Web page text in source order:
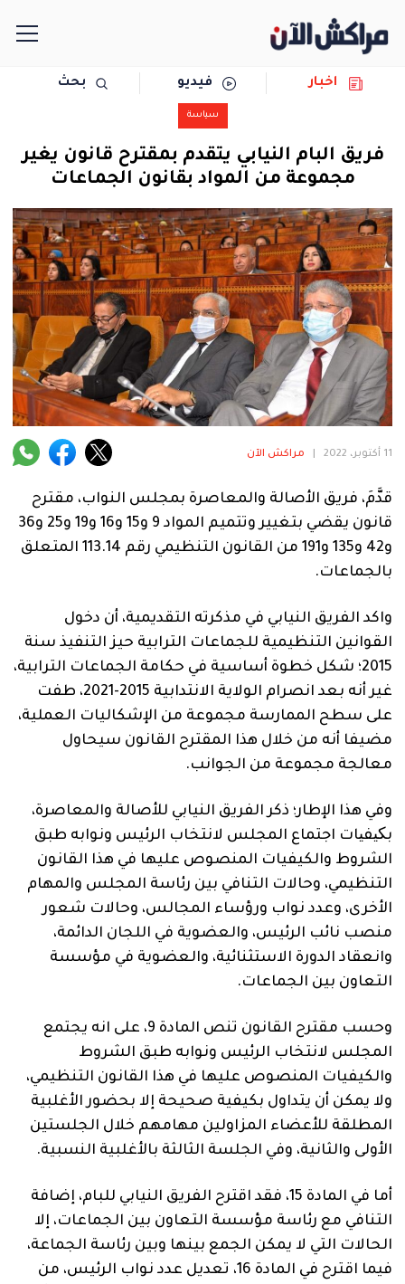
مجتمع
سياسة
رياضة
حوادث
دولية
المرأة
فنية
منوعة
آراء
اخبار فيديو بحث
سياسة
فريق البام النيابي يتقدم بمقترح قانون يغير
مجموعة من المواد بقانون الجماعات
11 أكتوبر، 2022 مراكش الآن
قدَّمَ، فريق الأصالة والمعاصرة بمجلس النواب، مقترح
قانون يقضي بتغيير وتتميم المواد 9 و15 و16 و19 و25 و36
و42 و135 و191 من القانون التنظيمي رقم 113.14 المتعلق
بالجماعات.
واكد الفريق النيابي في مذكرته التقديمية، أن دخول
القوانين التنظيمية للجماعات الترابية حيز التنفيذ سنة
2015؛ شكل خطوة أساسية في حكامة الجماعات الترابية،
غير أنه بعد انصرام الولاية الانتدابية 2015-2021، طفت
على سطح الممارسة مجموعة من الإشكاليات العملية،
مضيفا أنه من خلال هذا المقترح القانون سيحاول
معالجة مجموعة من الجوانب.
وفي هذا الإطار؛ ذكر الفريق النيابي للأصالة والمعاصرة،
بکیفیات اجتماع المجلس لانتخاب الرئيس ونوابه طبق
الشروط والكيفيات المنصوص عليها في هذا القانون
التنظيمي، وحالات التنافي بين رئاسة المجلس والمهام
الأخرى، وعدد نواب ورؤساء المجالس، وحالات شعور
منصب نائب الرئيس، والعضوية في اللجان الدائمة،
وانعقاد الدورة الاستثنائية، والعضوية في مؤسسة
التعاون بين الجماعات.
وحسب مقترح القانون تنص المادة 9، على انه يجتمع
المجلس لانتخاب الرئيس ونوابه طبق الشروط
والكيفيات المنصوص عليها في هذا القانون التنظيمي،
ولا يمكن أن يتداول بكيفية صحيحة إلا بحضور الأغلبية
المطلقة للأعضاء المزاولين مهامهم خلال الجلستين
الأولى والثانية، وفي الجلسة الثالثة بالأغلبية النسبية.
أما في المادة 15، فقد اقترح الفريق النيابي للبام، إضافة
التنافي مع رئاسة مؤسسة التعاون بين الجماعات، إلا
الحالات التي لا يمكن الجمع بينها وبين رئاسة الجماعة،
فيما اقترح في المادة 16، تعديل عدد نواب الرئيس، من